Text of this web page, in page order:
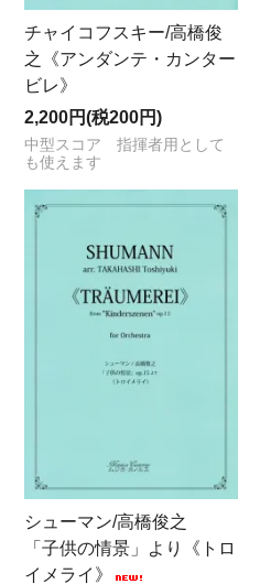
チャイコフスキー/高橋俊
之《アンダンテ・カンター
ビレ》
2,200円(税200円)
中型スコア 指揮者用として
も使えます
シューマン/高橋俊之
「子供の情景」より《トロ
イメライ》